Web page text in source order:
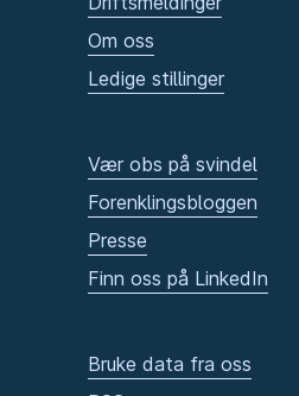
Om oss
Ledige stillinger
Vær obs på svindel
Forenklingsbloggen
Presse
Finn oss på LinkedIn
Bruke data fra oss